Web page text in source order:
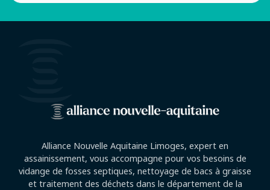
Alliance Nouvelle Aquitaine Limoges, expert en
assainissement, vous accompagne pour vos besoins de
vidange de fosses septiques, nettoyage de bacs à graisse
et traitement des déchets dans le département de la